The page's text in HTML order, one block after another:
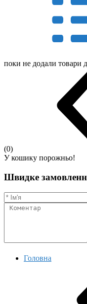
поки не додали товари
(0)
У кошику порожньо!
Швидке
Головна